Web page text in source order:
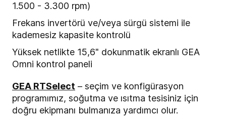
1.500 - 3.300 rpm)
Frekans invertörü ve/veya sürgü sistemi ile
kademesiz kapasite kontrolü
Yüksek netlikte 15,6" dokunmatik ekranlı GEA
Omni kontrol paneli
GEA RTSelect – seçim ve konfigürasyon
programımız, soğutma ve ısıtma tesisiniz için
doğru ekipmanı bulmanıza yardımcı olur.